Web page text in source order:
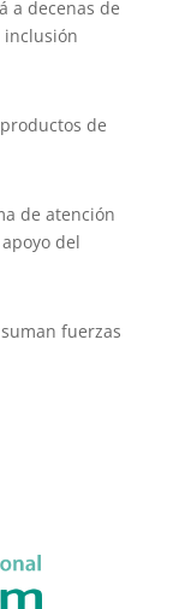
a decenas de
inclusión
de
de atención
del
suman fuerzas